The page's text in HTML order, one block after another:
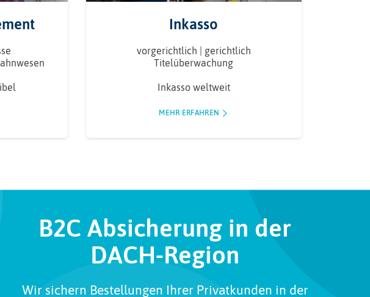
Inkasso
vorgerichtlich | gerichtlich
Titelüberwachung
Inkasso weltweit
MEHR ERFAHREN
B2C Absicherung in der
DACH-Region
Wir sichern Bestellungen Ihrer Privatkunden in der